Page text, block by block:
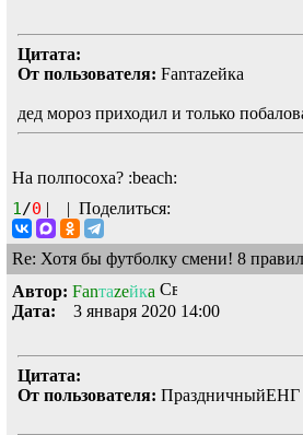
Цитата:
От пользователя: Fanтаzeйкa
дед мороз приходил и только
На полпосоха? :beach:
1/0 | | Поделиться:
Re: Хотя бы футболку смени! 8
Автор: Fanтаzeйкa
Дата: 3 января 2020 14:00
Цитата:
От пользователя: ПраздничныйЕНГ